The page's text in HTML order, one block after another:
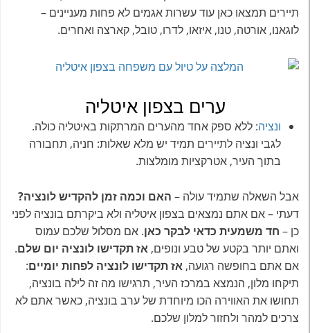
תיירים תמצאו כאן עוד עשרות אגמים לא פחות מעניינים –
לוגאנו, אורטה, טנו, איזאו, לדרו, טובל, קארצה ואחרים.
ערים בצפון איטליה
ונציה: ללא ספק אחד מהערים המרתקות באיטליה כולה.
לגבי ונציה לתיירים תמיד יש מלא שאלות: חניה, תחבורה
בתוך העיר, אטרקציות מומלצות.
אבל השאלה שתמיד עולה – האם וכמה זמן להקדיש לונציה?
דעתי – אם אתם נמצאים בצפון איטליה ולא ביקרתם בונציה לפני
כן – חד משמעית כדאי לבקר כאן. אם מסלול שלכם עמוס
ואתם יותר בקטע של טבע ונופים, אז תקדישו לונציה יום שלם.
אם אתם בחופשה רגועה, אז תקדישו לונציה לפחות יומיים:
תיקחו מלון, הנמצא במרכז העיר, תרגישו מה זה לילה בונציה,
תחושו את האווירה הכו מיוחדת של ערב בונציה, כאשר אתם לא
צרכים למהר ולחזור למלון שלכם.